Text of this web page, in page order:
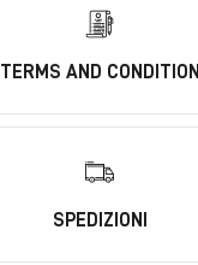
TERMS AND CONDITION
SPEDIZIONI